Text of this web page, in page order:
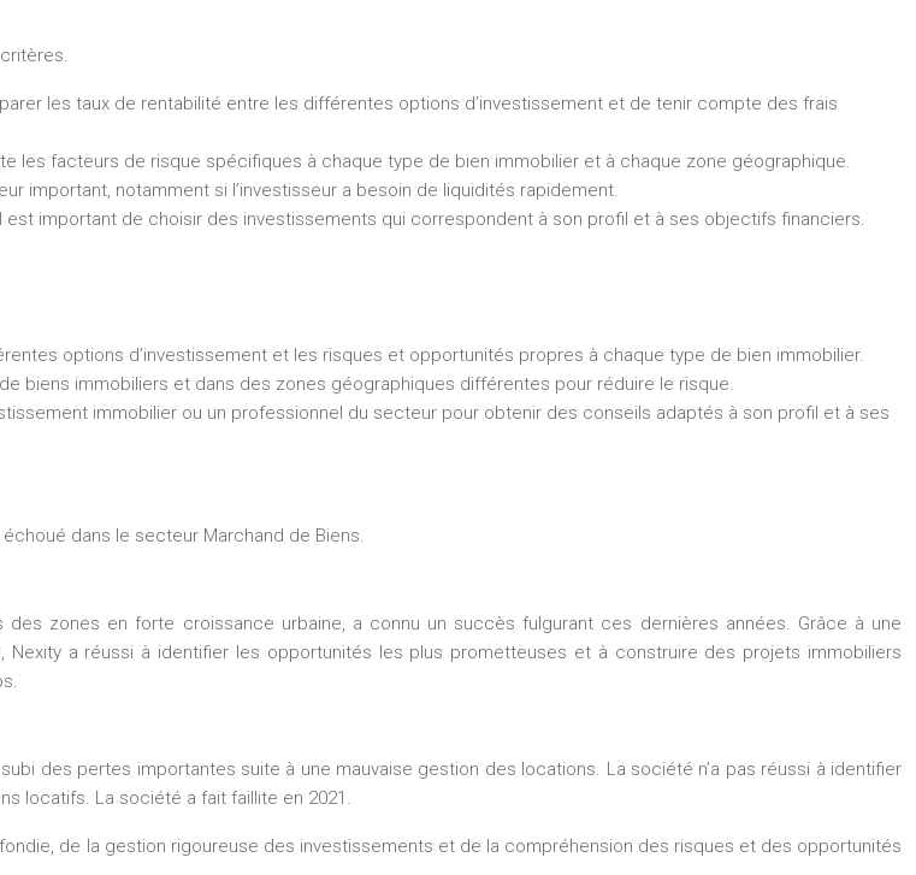
les taux de rentabilité entre les différentes options d’investissement et de tenir compte des frais
les facteurs de risque spécifiques à chaque type de bien immobilier et à chaque zone géographique.
important, notamment si l’investisseur a besoin de liquidités rapidement.
est important de choisir des investissements qui correspondent à son profil et à ses objectifs financiers.
options d’investissement et les risques et opportunités propres à chaque type de bien immobilier.
biens immobiliers et dans des zones géographiques différentes pour réduire le risque.
immobilier ou un professionnel du secteur pour obtenir des conseils adaptés à son profil et à ses
dans le secteur Marchand de Biens.
zones en forte croissance urbaine, a connu un succès fulgurant ces dernières années. Grâce à une
a réussi à identifier les opportunités les plus prometteuses et à construire des projets immobiliers
des pertes importantes suite à une mauvaise gestion des locations. La société n’a pas réussi à identifier
locatifs. La société a fait faillite en 2021.
de la gestion rigoureuse des investissements et de la compréhension des risques et des opportunités